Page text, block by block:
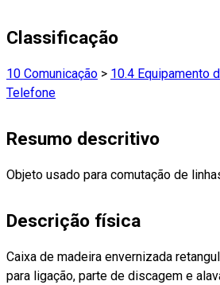
Classificação
10 Comunicação > 10.4 Equipamento
Telefone
Resumo descritivo
Objeto usado para comutação de
Descrição física
Caixa de madeira envernizada
para ligação, parte de discagem e